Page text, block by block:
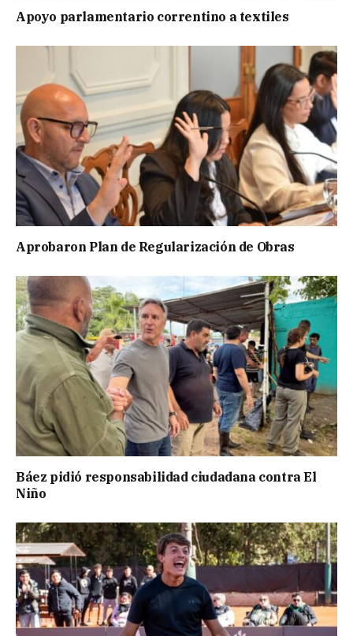
Apoyo parlamentario correntino a textiles
Aprobaron Plan de Regularización de Obras
Báez pidió responsabilidad ciudadana contra El
Niño